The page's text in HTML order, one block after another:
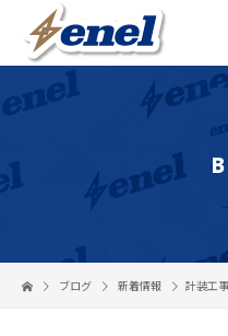
ブログ 新着情報 計装工